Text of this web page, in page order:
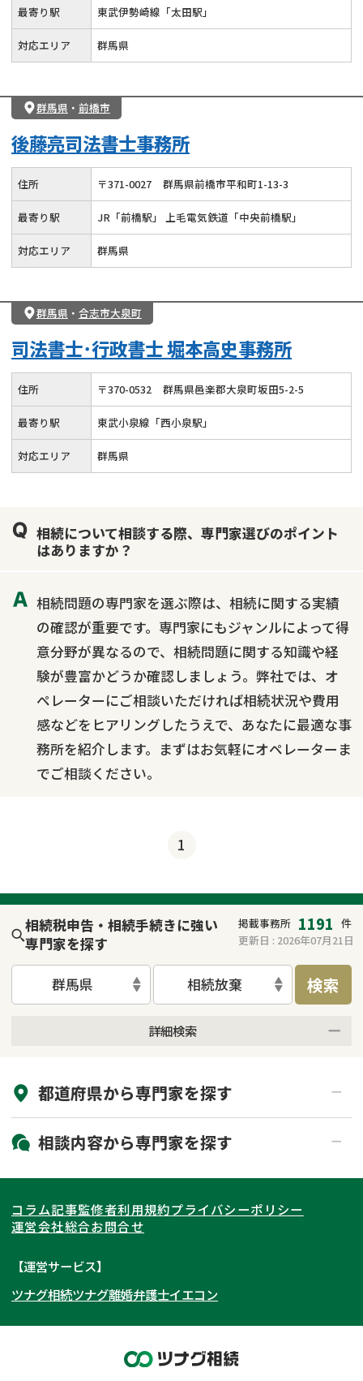
最寄り駅 東武伊勢崎線「太田駅」
対応エリア 群馬県
群馬県 ・ 前橋市
後藤亮司法書士事務所
住所 〒371-0027 群馬県前橋市平和町1-13-3
最寄り駅 JR「前橋駅」 上毛電気鉄道「中央前橋駅」
対応エリア 群馬県
群馬県 ・ 合志市大泉町
司法書士･行政書士 堀本高史事務所
住所 〒370-0532 群馬県邑楽郡大泉町坂田5-2-5
最寄り駅 東武小泉線「西小泉駅」
対応エリア 群馬県
相続について相談する際、専門家選びのポイント
はありますか？
相続問題の専門家を選ぶ際は、相続に関する実績
の確認が重要です。専門家にもジャンルによって得
意分野が異なるので、相続問題に関する知識や経
験が豊富かどうか確認しましょう。弊社では、オ
ペレーターにご相談いただければ相続状況や費用
感などをヒアリングしたうえで、あなたに最適な事
務所を紹介します。まずはお気軽にオペレーターま
でご相談ください。
1
相続税申告・相続手続きに強い
専門家を探す
掲載事務所 1191 件
更新日 : 2026年07月21日
群馬県 相続放棄 検索
詳細検索
初回相談無料
土日祝の相談可能
都道府県から専門家を探す
北海道・東北
北海道 青森県
岩手県 宮城県
秋田県
福島県
関東
東京都 神奈川県
埼玉県
茨城県 群馬県
東海
愛知県
岐阜県 山梨県
関西
大阪府 京都府
奈良県
北陸・甲信越
石川県
相談内容から専門家を探す
相続登記
遺産分割
相続手続き
家族信託
成年後見・任意後見
相続財産調査
コラム記事監修者利用規約プライバシーポリシー
運営会社総合お問合せ
【運営サービス】
ツナグ相続ツナグ離婚弁護士イエコン